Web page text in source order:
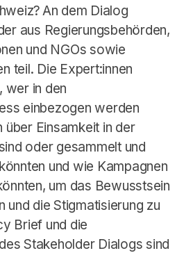
An dem Dialog
aus Regierungsbehörden,
und NGOs sowie
teil. Die Expert:innen
wer in den
einbezogen werden
Einsamkeit in der
oder gesammelt und
und wie Kampagnen
um das Bewusstsein
und die Stigmatisierung zu
Brief und die
Stakeholder Dialogs sind